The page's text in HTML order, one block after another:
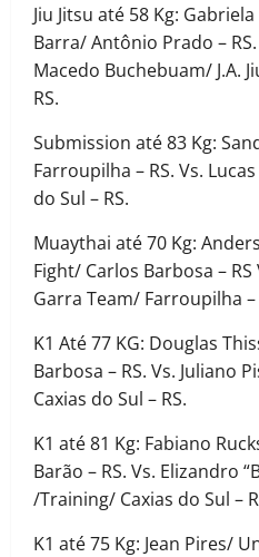
Jiu Jitsu até 58 Kg:
Barra/ Antônio Prado –
Macedo Buchebuam/ J.A.
RS.
Submission até 83 Kg:
Farroupilha – RS. Vs.
do Sul – RS.
Muaythai até 70 Kg:
Fight/ Carlos Barbosa –
Garra Team/ Farroupilha –
K1 Até 77 KG: Douglas
Barbosa – RS. Vs. Juliano
Caxias do Sul – RS.
K1 até 81 Kg: Fabiano
Barão – RS. Vs. Elizandro
/Training/ Caxias do Sul –
K1 até 75 Kg: Jean Pires/